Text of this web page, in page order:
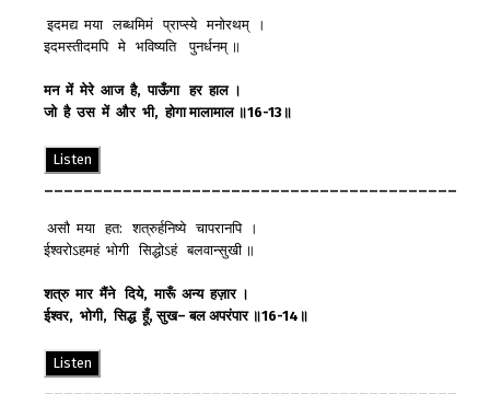
इदमद्य मया लब्धमिमं प्राप्स्ये मनोरथम् ।
इदमस्तीदमपि मे भविष्यति पुनर्धनम् ॥
मन में मेरे आज है,पाऊँगा हर हाल ।
जो है उस में और भी,होगा मालामाल ॥16-13 ॥
Listen
असौ मया हत: शत्रुर्हनिष्ये चापरानपि ।
ईश्वरोऽहमहं भोगी सिद्धोऽहं बलवान्सुखी ॥
शत्रु मार मैंने दिये,मारूँ अन्य हज़ार ।
ईश्वर, भोगी,सिद्ध हूँ,सुख–बल अपरंपार ॥16-14 ॥
Listen